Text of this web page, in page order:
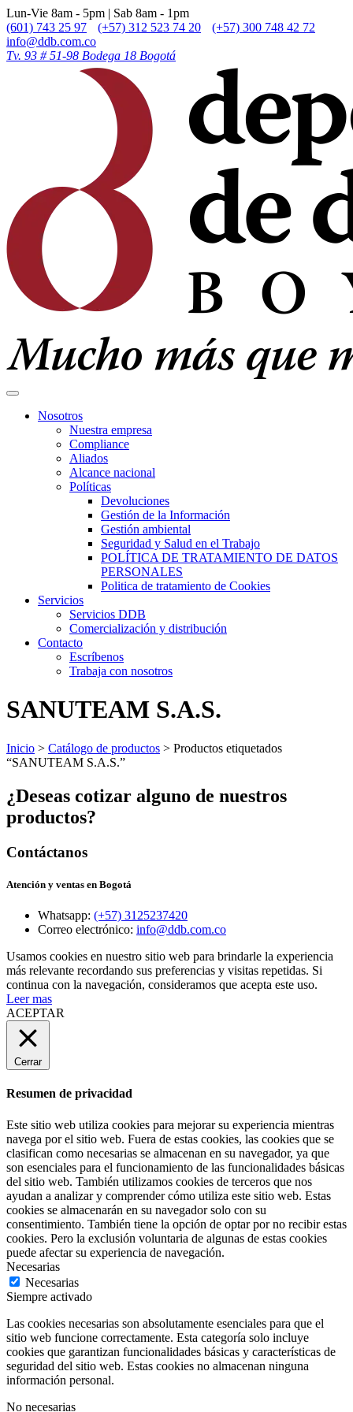
Lun-Vie 8am - 5pm | Sab 8am - 1pm
(601) 743 25 97
(+57) 312 523 74 20
(+57) 300 748 42 72
info@ddb.com.co
Tv. 93 # 51-98 Bodega 18 Bogotá
Nosotros
Nuestra empresa
Compliance
Aliados
Alcance nacional
Políticas
Devoluciones
Gestión de la Información
Gestión ambiental
Seguridad y Salud en el Trabajo
POLÍTICA DE TRATAMIENTO DE DATOS
PERSONALES
Politica de tratamiento de Cookies
Servicios
Servicios DDB
Comercialización y distribución
Contacto
Escríbenos
Trabaja con nosotros
SANUTEAM S.A.S.
Inicio > Catálogo de productos > Productos etiquetados
“SANUTEAM S.A.S.”
¿Deseas cotizar alguno de nuestros
productos?
Contáctanos
Atención y ventas en Bogotá
Whatsapp: (+57) 3125237420
Correo electrónico: info@ddb.com.co
Usamos cookies en nuestro sitio web para brindarle la experiencia
más relevante recordando sus preferencias y visitas repetidas. Si
continua con la navegación, consideramos que acepta este uso.
Leer mas
ACEPTAR
Cerrar
Resumen de privacidad
Este sitio web utiliza cookies para mejorar su experiencia mientras
navega por el sitio web. Fuera de estas cookies, las cookies que se
clasifican como necesarias se almacenan en su navegador, ya que
son esenciales para el funcionamiento de las funcionalidades básicas
del sitio web. También utilizamos cookies de terceros que nos
ayudan a analizar y comprender cómo utiliza este sitio web. Estas
cookies se almacenarán en su navegador solo con su
consentimiento. También tiene la opción de optar por no recibir estas
cookies. Pero la exclusión voluntaria de algunas de estas cookies
puede afectar su experiencia de navegación.
Necesarias
Necesarias
Siempre activado
Las cookies necesarias son absolutamente esenciales para que el
sitio web funcione correctamente. Esta categoría solo incluye
cookies que garantizan funcionalidades básicas y características de
seguridad del sitio web. Estas cookies no almacenan ninguna
información personal.
No necesarias